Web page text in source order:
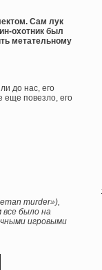
Сам лук
охотник был
метательному
до нас, его
еще повезло, его
murder»),
было на
игровыми